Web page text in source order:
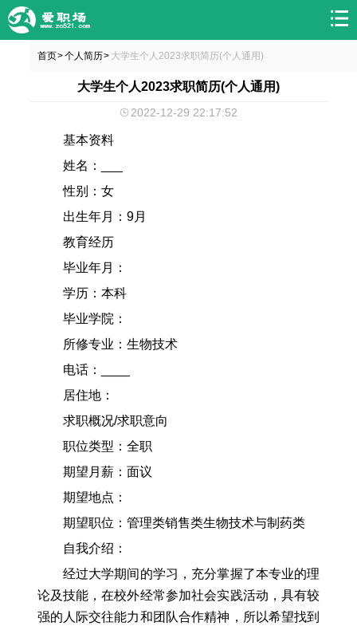
首页>个人简历> 大学生个人2023求职简历(个人通用)
大学生个人2023求职简历(个人通用)
2022-12-29 22:17:52
基本资料
姓名：___
性别：女
出生年月：9月
教育经历
毕业年月：
学历：本科
毕业学院：
所修专业：生物技术
电话：____
居住地：
求职概况/求职意向
职位类型：全职
期望月薪：面议
期望地点：
期望职位：管理类销售类生物技术与制药类
自我介绍：
经过大学期间的学习，充分掌握了本专业的理
论及技能，在校外经常参加社会实践活动，具有较
强的人际交往能力和团队合作精神，所以希望找到